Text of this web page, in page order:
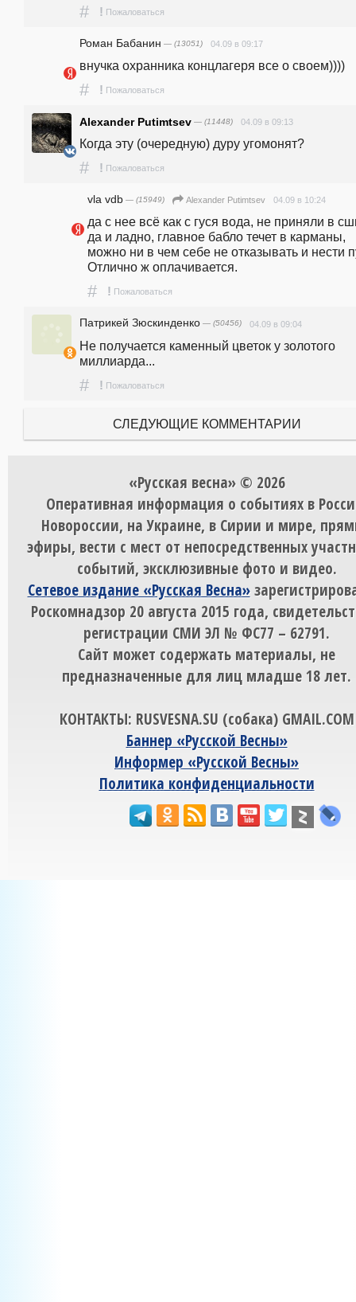
# ! Пожаловаться
Роман Бабанин — (13051) 04.09 в 09:17
внучка охранника концлагеря все о своем))))
# ! Пожаловаться
Alexander Putimtsev — (11448) 04.09 в 09:13
Когда эту (очередную) дуру угомонят?
# ! Пожаловаться
vla vdb — (15949) Alexander Putimtsev 04.09 в 10:24
да с нее всё как с гуся вода, не приняли в
да и ладно, главное бабло течет в карманы,
можно ни в чем себе не отказывать и нести
Отлично ж оплачивается.
# ! Пожаловаться
Патрикей Зюскинденко — (50456) 04.09 в 09:04
Не получается каменный цветок у золотого
миллиарда...
# ! Пожаловаться
СЛЕДУЮЩИЕ КОММЕНТАРИИ
«Русская весна» © 2026
Оперативная информация о событиях в
Новороссии, на Украине, в Сирии и мире,
эфиры, вести с мест от непосредственных
событий, эксклюзивные фото и видео.
Сетевое издание «Русская Весна»
Роскомнадзор 20 августа 2015 года,
регистрации СМИ ЭЛ № ФС77 – 62791.
Сайт может содержать материалы, не
предназначенные для лиц младше 18 лет.
КОНТАКТЫ: RUSVESNA.SU (собака) GMAIL.COM
Баннер «Русской Весны»
Информер «Русской Весны»
Политика конфиденциальности